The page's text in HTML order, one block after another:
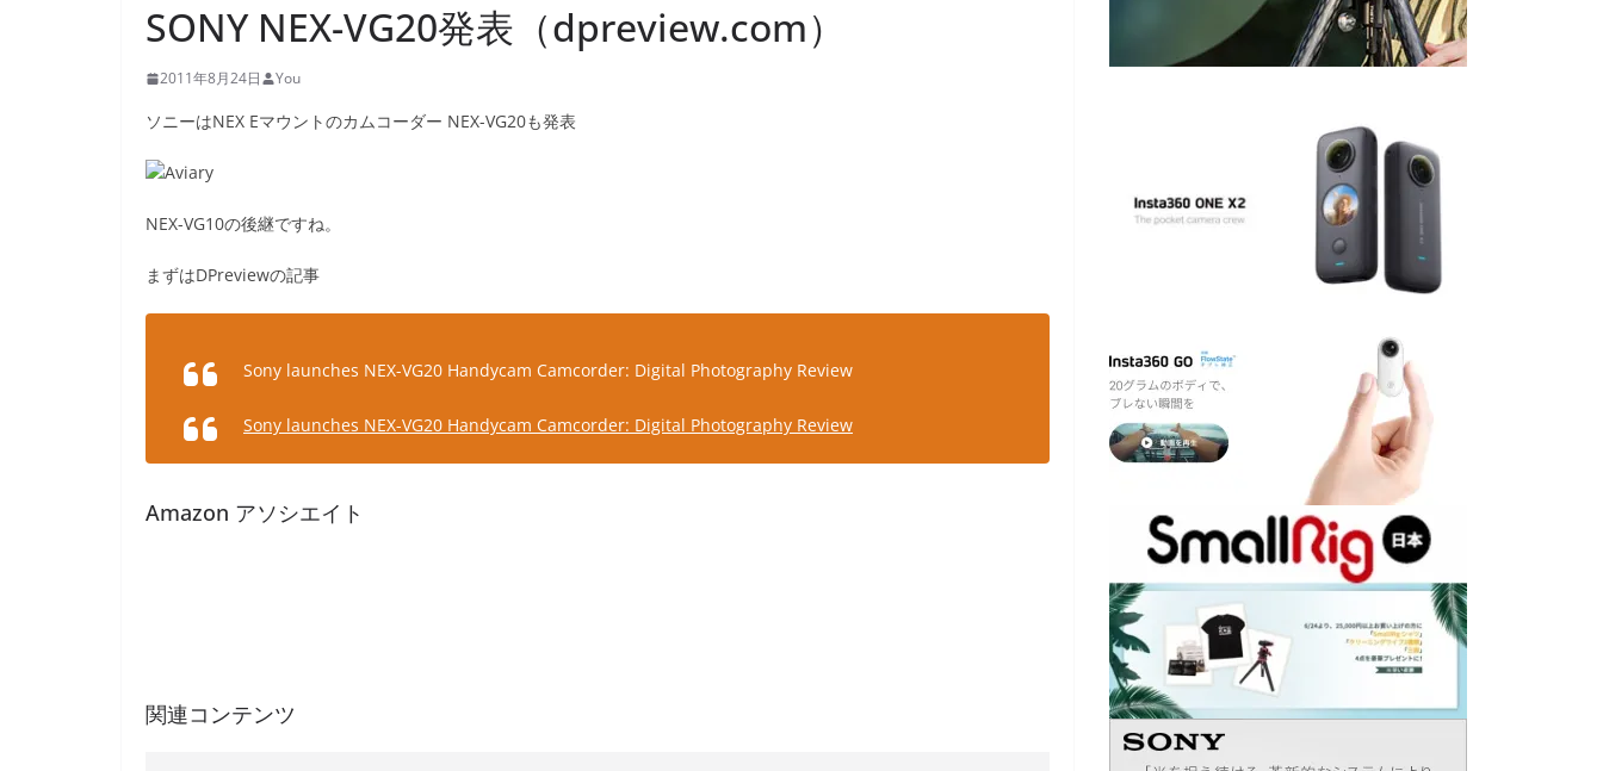
SONY NEX-VG20発表（dpreview.com）
2011年8月24日 You
ソニーはNEX Eマウントのカムコーダー NEX-VG20も発表
NEX-VG10の後継ですね。
まずはDPreviewの記事
Sony launches NEX-VG20 Handycam Camcorder: Digital Photography Review
Sony launches NEX-VG20 Handycam Camcorder: Digital Photography Review
Amazon アソシエイト
関連コンテンツ